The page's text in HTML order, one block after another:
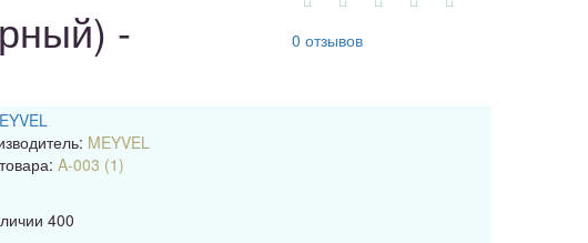
- 0 отзывов
MEYVEL
A-003 (1)
400